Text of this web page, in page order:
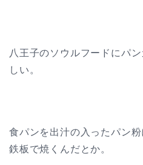
八王子のソウルフードにパ
しい。
食パンを出汁の入ったパン
鉄板で焼くんだとか。